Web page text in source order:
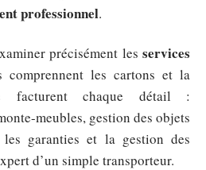
professionnel.
précisément les services
comprennent les cartons et la
facturent chaque détail :
meubles, gestion des objets
garanties et la gestion des
d’un simple transporteur.